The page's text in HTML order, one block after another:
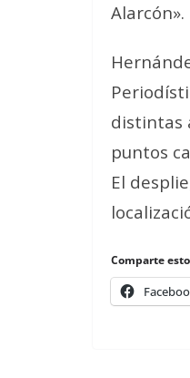
Alarcón».
distintas
puntos
El
Comparte